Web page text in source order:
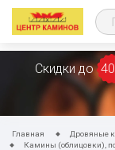
Скидки до
Главная
Дровяные
Камины (облицовки),